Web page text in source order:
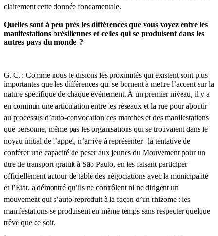
clairement cette donnée fondamentale.
Quelles sont à peu près les différences que vous voyez entre les
manifestations brésiliennes et celles qui se produisent dans les
autres pays du monde ?
G. C. : Comme nous le disions les proximités qui existent sont plus
importantes que les différences qui se bornent à mettre l’accent sur la
nature spécifique de chaque événement. À un premier niveau, il y a
en commun une articulation entre les réseaux et la rue pour aboutir
au processus d’auto-convocation des marches et des manifestations
que personne, même pas les organisations qui se trouvaient dans le
noyau initial de l’appel, n’arrive à représenter : la tentative de
conférer une capacité de peser aux jeunes du Mouvement pour un
titre de transport gratuit à São Paulo, en les faisant participer
officiellement autour de table des négociations avec la municipalité
et l’État, a démontré qu’ils ne contrôlent ni ne dirigent un
mouvement qui s’auto-reproduit à la façon d’un rhizome : les
manifestations se produisent en même temps sans respecter quelque
trêve que ce soit.